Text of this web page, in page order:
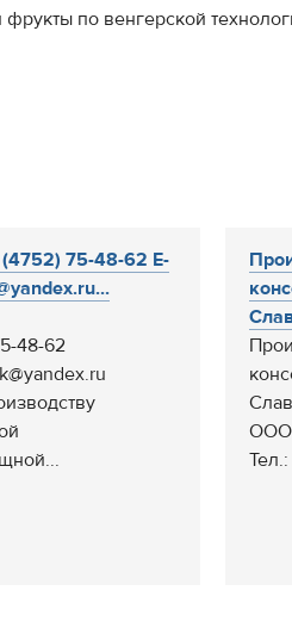
по венгерской
(4752) 75-48-62 E-
48-62
ООО